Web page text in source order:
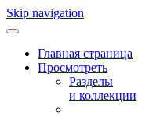
Skip navigation
Главная страница
Просмотреть
Разделы
и коллекции